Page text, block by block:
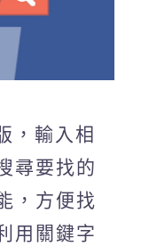
，輸入相
尋要找的
，方便找
用關鍵字